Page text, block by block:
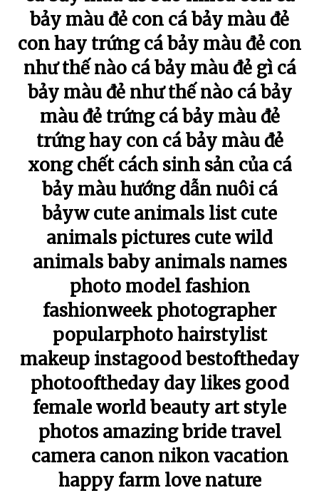
bảy màu đẻ con cá bảy màu đẻ
con hay trứng cá bảy màu đẻ con
như thế nào cá bảy màu đẻ gì cá
bảy màu đẻ như thế nào cá bảy
màu đẻ trứng cá bảy màu đẻ
trứng hay con cá bảy màu đẻ
xong chết cách sinh sản của cá
bảy màu hướng dẫn nuôi cá
bảyw cute animals list cute
animals pictures cute wild
animals baby animals names
photo model fashion
fashionweek photographer
popularphoto hairstylist
makeup instagood bestoftheday
photooftheday day likes good
female world beauty art style
photos amazing bride travel
camera canon nikon vacation
happy farm love nature